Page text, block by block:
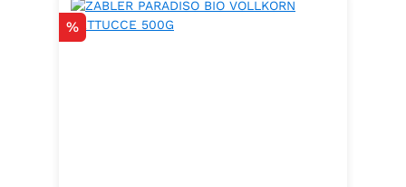
Rabatt
%